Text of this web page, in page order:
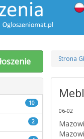
10
2
Strona
06-02